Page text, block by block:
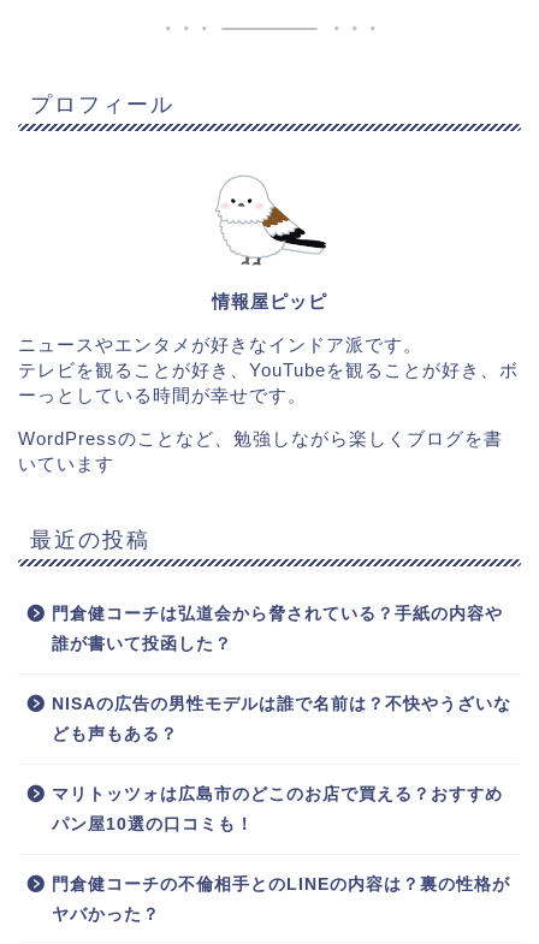
プロフィール
情報屋ピッピ
ニュースやエンタメが好きなインドア派です。
テレビを観ることが好き、YouTubeを観ることが好き、ボ
ーっとしている時間が幸せです。
WordPressのことなど、勉強しながら楽しくブログを書
いています
最近の投稿
門倉健コーチは弘道会から脅されている？手紙の内容や
誰が書いて投函した？
NISAの広告の男性モデルは誰で名前は？不快やうざいな
ども声もある？
マリトッツォは広島市のどこのお店で買える？おすすめ
パン屋10選の口コミも！
門倉健コーチの不倫相手とのLINEの内容は？裏の性格が
ヤバかった？